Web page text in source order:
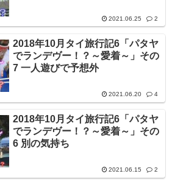
2021.06.25 2
2018年10月タイ旅行記6「パタヤ
でランデヴー！？～愛着～」その
7 一人遊びで予想外
2021.06.20 4
2018年10月タイ旅行記6「パタヤ
でランデヴー！？～愛着～」その
6 別の気持ち
2021.06.15 2